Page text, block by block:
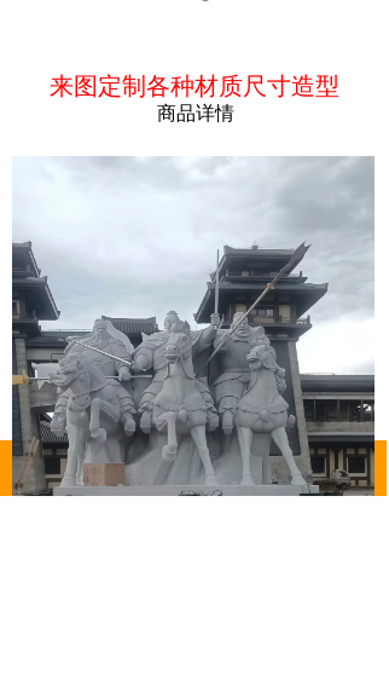
商品详情
来图定制各种材质尺寸造型
낀
首页
뀵
产品
ꂅ
电话
넙
我的